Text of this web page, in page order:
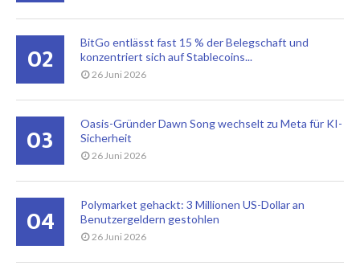
02
BitGo entlässt fast 15 % der Belegschaft und
konzentriert sich auf Stablecoins...
26 Juni 2026
03
Oasis-Gründer Dawn Song wechselt zu Meta für KI-
Sicherheit
26 Juni 2026
04
Polymarket gehackt: 3 Millionen US-Dollar an
Benutzergeldern gestohlen
26 Juni 2026